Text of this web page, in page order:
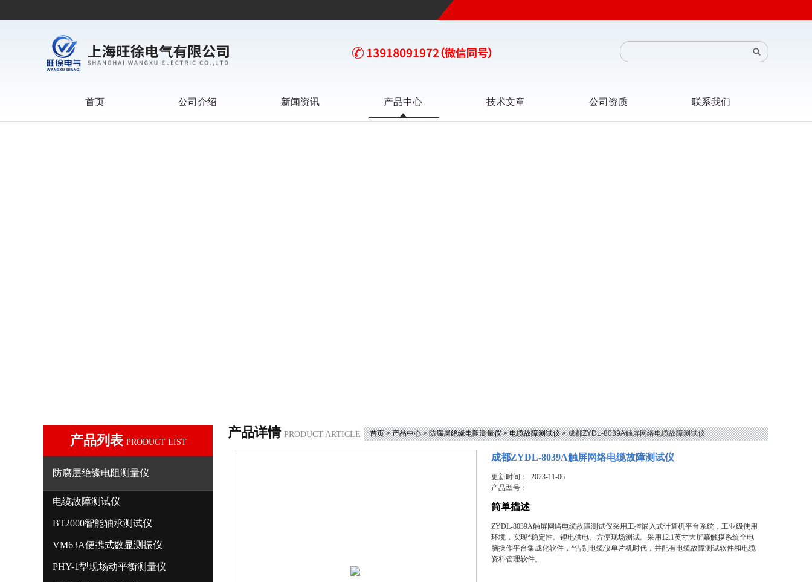
首页 公司介绍 新闻资讯 产品中心 技术文章 公司资质 联系我们
产品列表 PRODUCT LIST
防腐层绝缘电阻测量仪
电缆故障测试仪
BT2000智能轴承测试仪
VM63A便携式数显测振仪
PHY-1型现场动平衡测量仪
产品详情 PRODUCT ARTICLE 首页>产品中心>防腐层绝缘电阻测量仪>电缆故障测试仪> 成都ZYDL-8039A触屏网络电缆故障测试仪
成都ZYDL-8039A触屏网络电缆故障测试仪
更新时间： 2023-11-06
产品型号：
简单描述
ZYDL-8039A触屏网络电缆故障测试仪采用工控嵌入式计算机平台系统，工业级使用
环境，实现*稳定性。锂电供电、方便现场测试。采用12.1英寸大屏幕触摸系统全电
脑操作平台集成化软件，*告别电缆仪单片机时代，并配有电缆故障测试软件和电缆
资料管理软件。